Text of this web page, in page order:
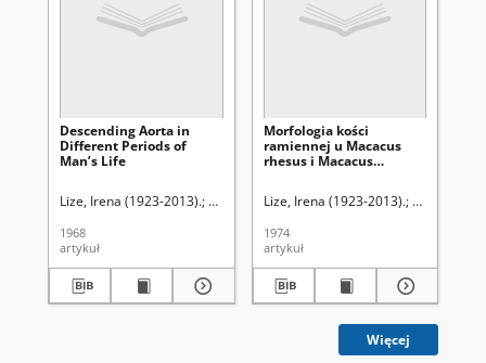
Descending Aorta in
Different Periods of
Man’s Life
Lize, Irena (1923-2013). Grzycki, Stanisław (1910-1978). Redaktor
1968
artykuł
Morfologia kości
ramiennej u Macacus
rhesus i Macacus
Lize, Irena (1923-2013). Osemlak,
1974
artykuł
Więcej